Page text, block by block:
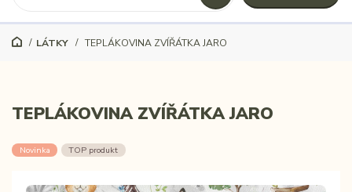
LÁTKY TEPLÁKOVINA ZVÍŘÁTKA JARO
TEPLÁKOVINA ZVÍŘÁTKA JARO
Novinka TOP produkt